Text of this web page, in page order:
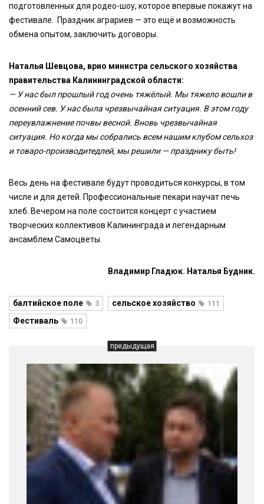
подготовленных для родео-шоу, которое впервые покажут на
фестивале. Праздник аграриев — это ещё и возможность
обмена опытом, заключить договоры.
Наталья Шевцова, врио министра сельского хозяйства
правительства Калининградской области:
— У нас был прошлый год очень тяжёлый. Мы тяжело вошли в
осенний сев. У нас была чрезвычайная ситуация. В этом году
переувлажнение почвы весной. Вновь чрезвычайная
ситуация. Но когда мы собрались всем нашим клубом сельхоз
и товаро-производитедлей, мы решили — празднику быть!
Весь день на фестивале будут проводиться конкурсы, в том
числе и для детей. Профессиональные пекари научат печь
хлеб. Вечером на поле состоится концерт с участием
творческих коллективов Калининграда и легендарным
ансамблем Самоцветы.
Владимир Гладюк. Наталья Будник.
балтийское поле 3 сельское хозяйство 111
Фестиваль 110
предыдущая